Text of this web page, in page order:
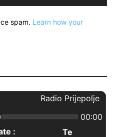
spam. Learn how your